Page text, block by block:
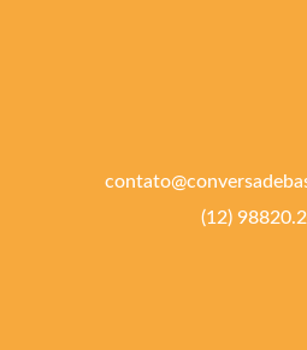
(12)